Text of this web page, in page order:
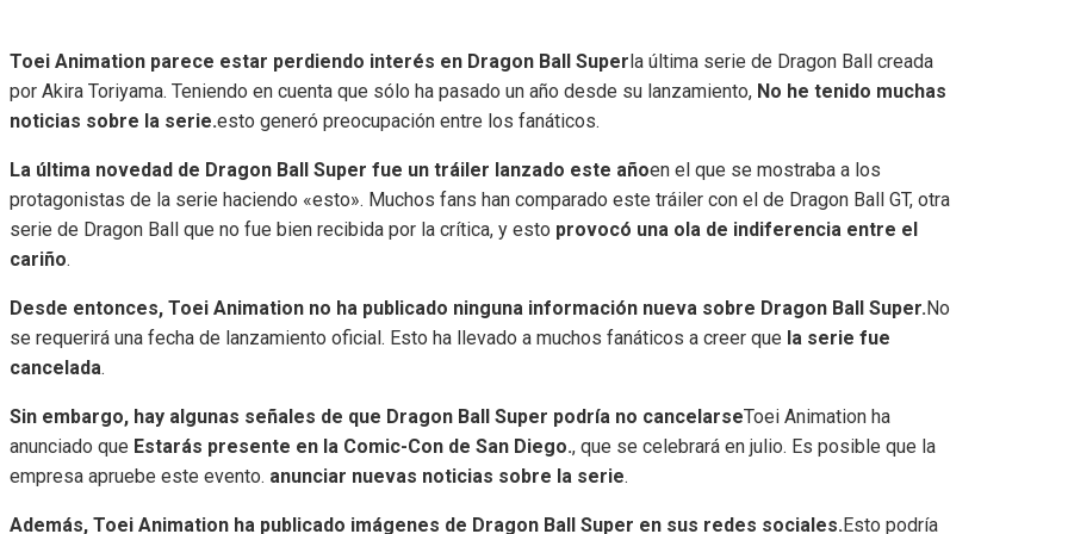
Toei Animation parece estar perdiendo interés en Dragon Ball Super la última serie de Dragon Ball creada
por Akira Toriyama. Teniendo en cuenta que sólo ha pasado un año desde su lanzamiento, No he tenido muchas
noticias sobre la serie.esto generó preocupación entre los fanáticos.
La última novedad de Dragon Ball Super fue un tráiler lanzado este añoen el que se mostraba a los
protagonistas de la serie haciendo «esto». Muchos fans han comparado este tráiler con el de Dragon Ball GT, otra
serie de Dragon Ball que no fue bien recibida por la crítica, y esto provocó una ola de indiferencia entre el
cariño.
Desde entonces, Toei Animation no ha publicado ninguna información nueva sobre Dragon Ball Super.No
se requerirá una fecha de lanzamiento oficial. Esto ha llevado a muchos fanáticos a creer que la serie fue
cancelada.
Sin embargo, hay algunas señales de que Dragon Ball Super podría no cancelarseToei Animation ha
anunciado que Estarás presente en la Comic-Con de San Diego., que se celebrará en julio. Es posible que la
empresa apruebe este evento. anunciar nuevas noticias sobre la serie.
Además, Toei Animation ha publicado imágenes de Dragon Ball Super en sus redes sociales.Esto podría